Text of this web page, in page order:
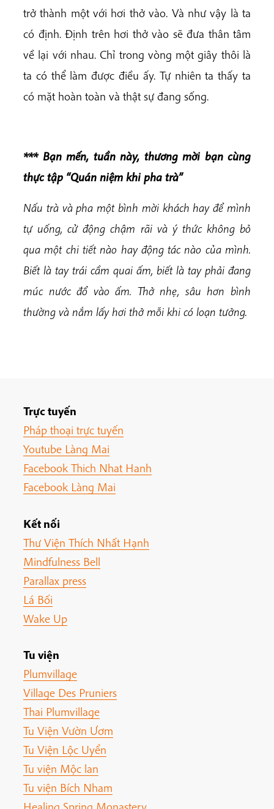
trở thành một với hơi thở vào. Và như vậy là ta
có định. Định trên hơi thở vào sẽ đưa thân tâm
về lại với nhau. Chỉ trong vòng một giây thôi là
ta có thể làm được điều ấy. Tự nhiên ta thấy ta
có mặt hoàn toàn và thật sự đang sống.
*** Bạn mến, tuần này, thương mời bạn cùng
thực tập “Quán niệm khi pha trà”
Nấu trà và pha một bình mời khách hay để mình
tự uống, cử động chậm rãi và ý thức không bỏ
qua một chi tiết nào hay động tác nào của mình.
Biết là tay trái cầm quai ấm, biết là tay phải đang
múc nước đổ vào ấm. Thở nhẹ, sâu hơn bình
thường và nắm lấy hơi thở mỗi khi có loạn tưởng.
Trực tuyến
Pháp thoại trực tuyến
Youtube Làng Mai
Facebook Thich Nhat Hanh
Facebook Làng Mai
Kết nối
Thư Viện Thích Nhất Hạnh
Mindfulness Bell
Parallax press
Lá Bối
Wake Up
Tu viện
Plumvillage
Village Des Pruniers
Thai Plumvillage
Tu Viện Vườn Ươm
Tu Viện Lộc Uyển
Tu viện Mộc lan
Tu viện Bích Nham